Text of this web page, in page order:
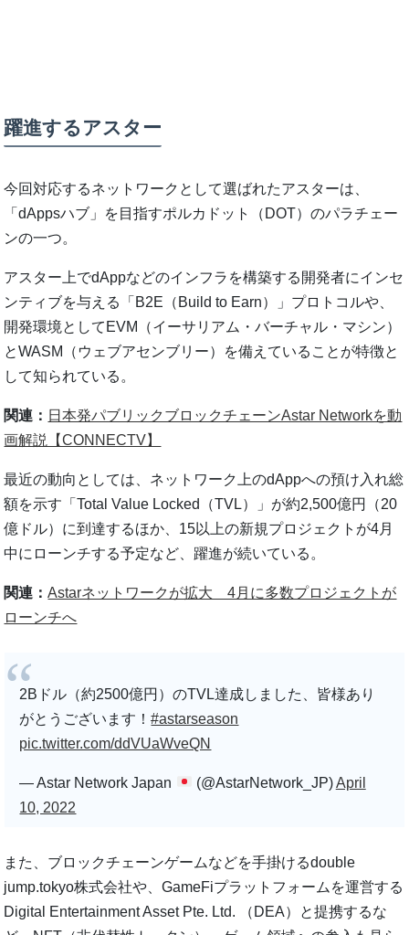
躍進するアスター
今回対応するネットワークとして選ばれたアスターは、
「dAppsハブ」を目指すポルカドット（DOT）のパラチェー
ンの一つ。
アスター上でdAppなどのインフラを構築する開発者にインセ
ンティブを与える「B2E（Build to Earn）」プロトコルや、
開発環境としてEVM（イーサリアム・バーチャル・マシン）
とWASM（ウェブアセンブリー）を備えていることが特徴と
して知られている。
関連： 日本発パブリックブロックチェーンAstar Networkを動
画解説【CONNECTV】
最近の動向としては、ネットワーク上のdAppへの預け入れ総
額を示す「Total Value Locked（TVL）」が約2,500億円（20
億ドル）に到達するほか、15以上の新規プロジェクトが4月
中にローンチする予定など、躍進が続いている。
関連：Astarネットワークが拡大 4月に多数プロジェクトが
ローンチへ
2Bドル（約2500億円）のTVL達成しました、皆様あり
がとうございます！#astarseason
pic.twitter.com/ddVUaWveQN
— Astar Network Japan (@AstarNetwork_JP)April
10, 2022
また、ブロックチェーンゲームなどを手掛けるdouble
jump.tokyo株式会社や、GameFiプラットフォームを運営する
Digital Entertainment Asset Pte. Ltd. （DEA）と提携するな